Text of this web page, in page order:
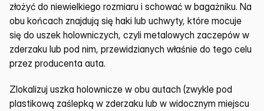
złożyć do niewielkiego rozmiaru i schować w bagażniku. Na
obu końcach znajdują się haki lub uchwyty, które mocuje
się do uszek holowniczych, czyli metalowych zaczepów w
zderzaku lub pod nim, przewidzianych właśnie do tego celu
przez producenta auta.
Zlokalizuj uszka holownicze w obu autach (zwykle pod
plastikową zaślepką w zderzaku lub w widocznym miejscu